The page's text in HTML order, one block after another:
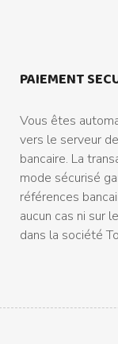
PAIEMENT
Vous êtes
vers le serveur
bancaire. La
mode sécurisé
références
aucun cas ni sur
dans la société